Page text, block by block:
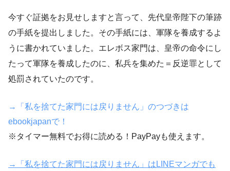
今すぐ証拠をお見せしますと言って、先代皇帝陛下の筆跡
の手紙を提出しました。その手紙には、軍隊を養成するよ
うに書かれていました。エレボス家門は、皇帝の命令にし
たって軍隊を養成したのに、私兵を集めた＝反逆罪として
処罰されていたのです。
→「私を捨てた家門には戻りません」のつづきは
ebookjapanで！
※タイマー無料でお得に読める！PayPayも使えます。
→「私を捨てた家門には戻りません」はLINEマンガでも